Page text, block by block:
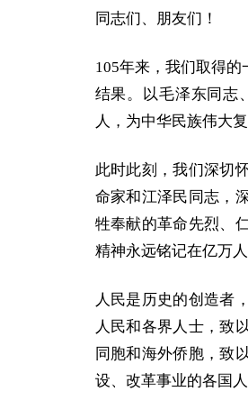
同志们、朋友们！
105年来，我们取得
结果。以毛泽东同志
人，为中华民族伟大
此时此刻，我们深切
命家和江泽民同志，
牲奉献的革命先烈、
精神永远铭记在亿万人
人民是历史的创造者
人民和各界人士，致
同胞和海外侨胞，致
设、改革事业的各国